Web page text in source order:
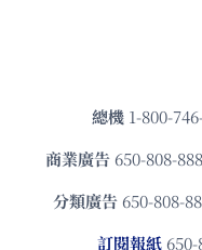
總機 1-800-
商業廣告 650-808-
分類廣告 650-808-
訂閱報紙